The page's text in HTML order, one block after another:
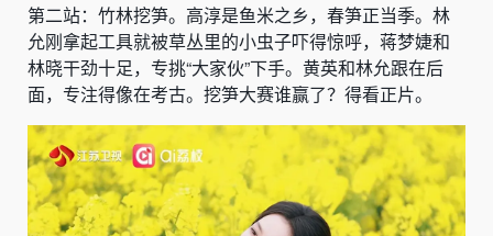
第二站：竹林挖笋。高淳是鱼米之乡，春笋正当季。林
允刚拿起工具就被草丛里的小虫子吓得惊呼，蒋梦婕和
林晓干劲十足，专挑“大家伙”下手。黄英和林允跟在后
面，专注得像在考古。挖笋大赛谁赢了？得看正片。